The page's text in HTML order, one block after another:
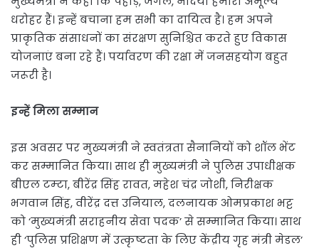
धरोहर हैं। इन्हें बचाना हम सभी का दायित्व है। हम अपने
प्राकृतिक संसाधनों का संरक्षण सुनिश्चित करते हुए विकास
योजनाएं बना रहे हैं। पर्यावरण की रक्षा में जनसहयोग बहुत
जरूरी है।
इन्हें मिला सम्मान
इस अवसर पर मुख्यमंत्री ने स्वतंत्रता सैनानियों को शॉल भेंट
कर सम्मानित किया। साथ ही मुख्यमंत्री ने पुलिसउपाधीक्षक
बीएल टम्टा, बीरेंद्र सिंह रावत, महेश चंद्र जोशी, निरीक्षक
भगवान सिंह, वीरेंद्र दत्त उनियाल, दलनायक ओमप्रकाश भट्ट
को ‘मुख्यमंत्री सराहनीय सेवा पदक’ से सम्मानित किया। साथ
ही ‘पुलिस प्रशिक्षण में उत्कृष्टता के लिए केंद्रीय गृह मंत्री मेडल’